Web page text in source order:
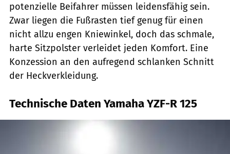
potenzielle Beifahrer müssen leidensfähig sein.
Zwar liegen die Fußrasten tief genug für einen
nicht allzu engen Kniewinkel, doch das schmale,
harte Sitzpolster verleidet jeden Komfort. Eine
Konzession an den aufregend schlanken Schnitt
der Heckverkleidung.
Technische Daten Yamaha YZF-R 125